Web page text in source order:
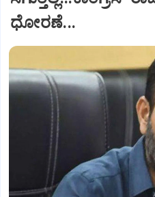
ಧೋರಣೆ...